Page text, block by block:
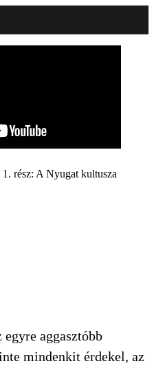
rész: A Nyugat kultusza
aggasztóbb
mindenkit érdekel, az